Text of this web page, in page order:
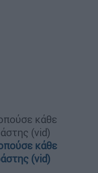
κάθε
(vid)
κάθε
(vid)